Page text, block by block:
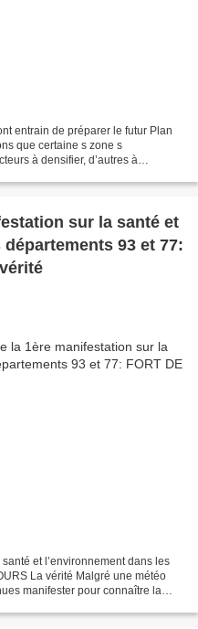
entrain de préparer le futur Plan
que certaine s zone s
à densifier, d’autres à
sur la santé et
départements 93 et 77:
et l’environnement dans les
La vérité Malgré une météo
manifester pour connaître la